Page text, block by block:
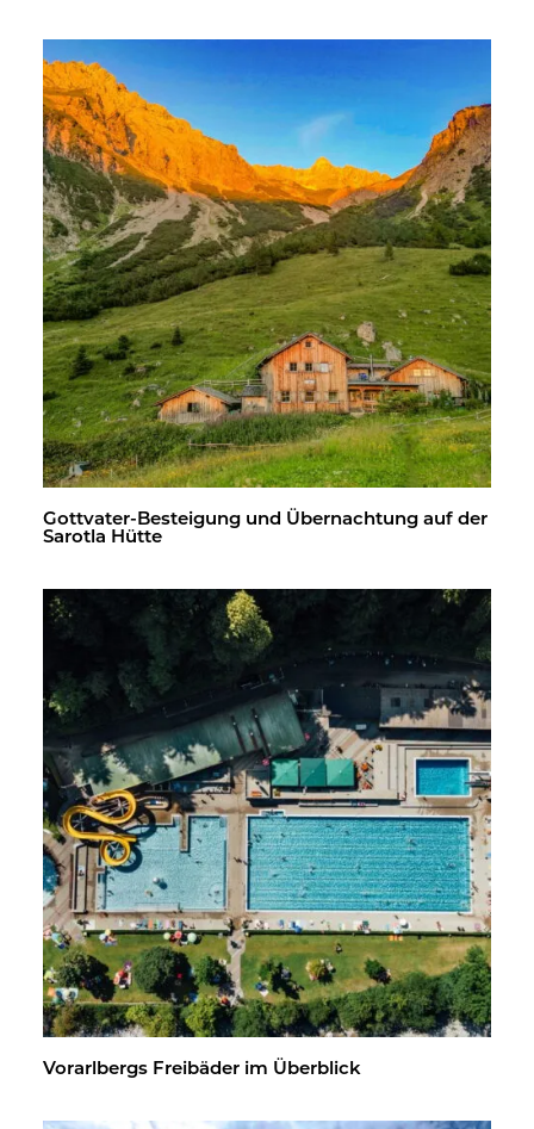
Gott­va­ter-Be­stei­gung und Über­nach­tung auf der
Sa­rot­la Hütte
Vor­arl­bergs Frei­bä­der im Über­blick